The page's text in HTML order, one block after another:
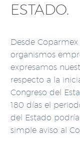
ESTADO.
Desde
organismos
expresamos
respecto a la
Congreso del
180 días el
del Estado
simple aviso al